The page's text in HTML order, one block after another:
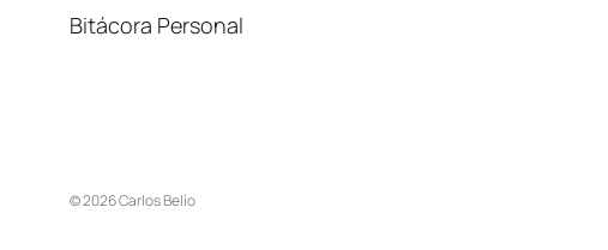
Bitácora Personal
© 2026 Carlos Belío